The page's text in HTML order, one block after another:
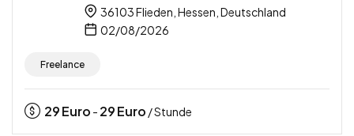
36103 Flieden, Hessen, Deutschland
02/08/2026
Freelance
29Euro - 29Euro / Stunde